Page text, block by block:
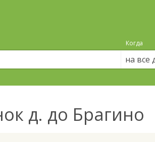
Когда
на все
д. до Брагино